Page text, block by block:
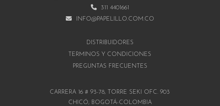
311 4401661
INFO@PAPELILLO.COM.CO
DISTRIBUIDORES
TÉRMINOS Y CONDICIONES
PREGUNTAS FRECUENTES
CARRERA 16 # 93-78, TORRE SEKI OFC. 903
CHICÓ, BOGOTÁ-COLOMBIA